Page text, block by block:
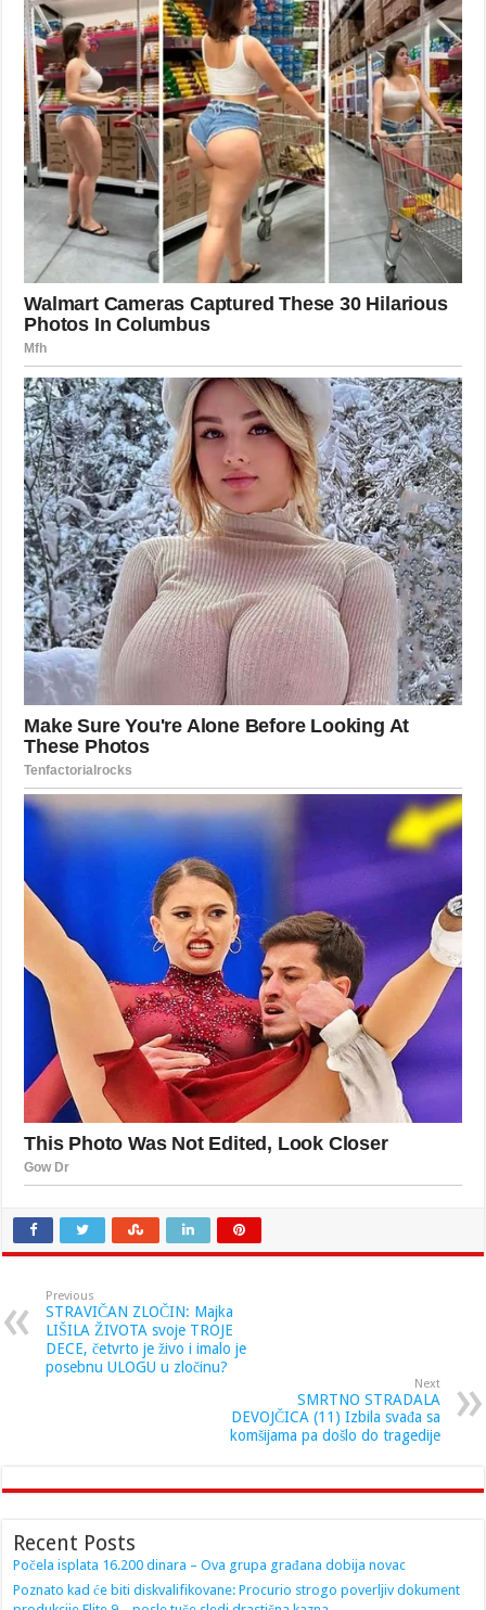
Previous
STRAVIČAN ZLOČIN: Majka
LIŠILA ŽIVOTA svoje TROJE
DECE, četvrto je živo i imalo je
posebnu ULOGU u zločinu?
Next
SMRTNO STRADALA
DEVOJČICA (11) Izbila svađa sa
komšijama pa došlo do tragedije
Recent Posts
Počela isplata 16.200 dinara – Ova grupa građana dobija novac
Poznato kad će biti diskvalifikovane: Procurio strogo poverljiv dokument